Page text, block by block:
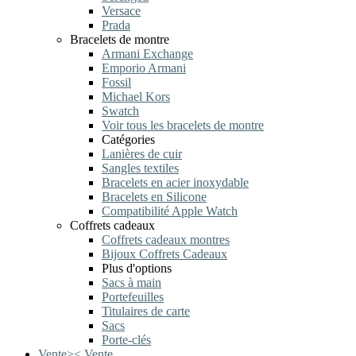
Versace
Prada
Bracelets de montre
Armani Exchange
Emporio Armani
Fossil
Michael Kors
Swatch
Voir tous les bracelets de montre
Catégories
Lanières de cuir
Sangles textiles
Bracelets en acier inoxydable
Bracelets en Silicone
Compatibilité Apple Watch
Coffrets cadeaux
Coffrets cadeaux montres
Bijoux Coffrets Cadeaux
Plus d'options
Sacs à main
Portefeuilles
Titulaires de carte
Sacs
Porte-clés